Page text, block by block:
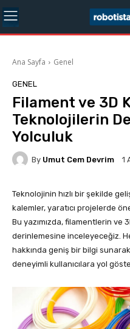
Ana Sayfa Genel
GENEL
Filament ve 3D
Teknolojilerin
Yolculuk
By Umut Cem Devrim 1
Teknolojinin hızlı bir şekilde
kalemler, yaratıcı projelerde
Bu yazımızda, filamentlerin ve
derinlemesine inceleyeceğiz.
hakkında geniş bir bilgi
deneyimli kullanıcılara yol